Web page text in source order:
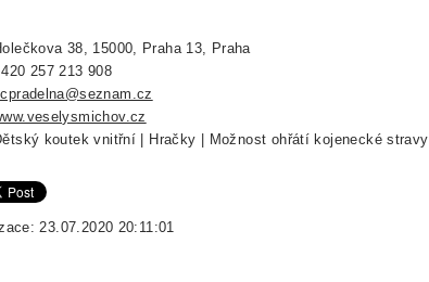
38, 15000, Praha 13, Praha
257 213 908
koutek vnitřní | Hračky | Možnost ohřátí kojenecké stravy
23.07.2020 20:11:01